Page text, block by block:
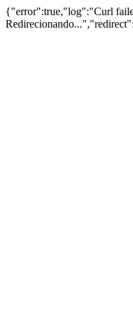
{"error":true,"log":"Curl